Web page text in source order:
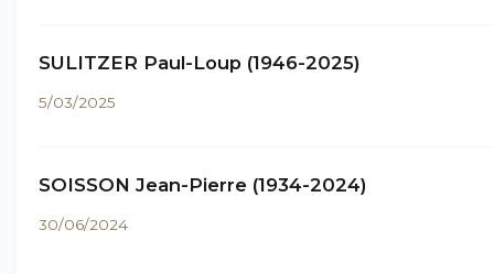
SULITZER Paul-Loup (1946-2025)
5/03/2025
SOISSON Jean-Pierre (1934-2024)
30/06/2024